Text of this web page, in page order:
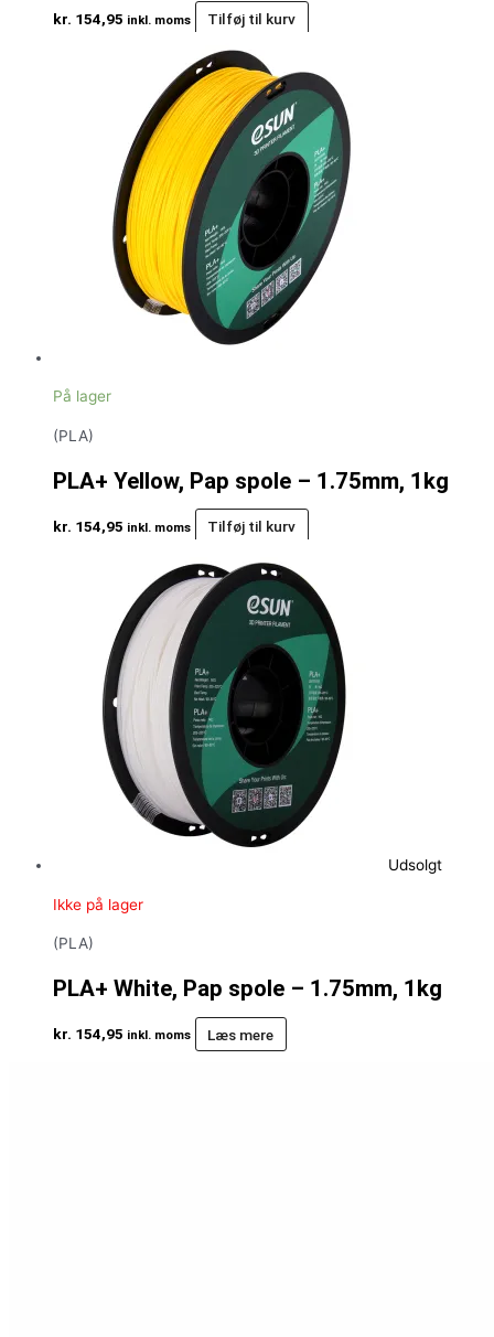
kr. 154,95 inkl. moms Tilføj til kurv
På lager
(PLA)
PLA+ Yellow, Pap spole – 1.75mm, 1kg
kr. 154,95 inkl. moms Tilføj til kurv
Udsolgt
Ikke på lager
(PLA)
PLA+ White, Pap spole – 1.75mm, 1kg
kr. 154,95 inkl. moms Læs mere